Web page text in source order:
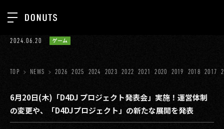
ジョブカン
ゲーム
ミクチャ
TOP
ABOUT
SERVICES
GROUP
2024.06.20 ゲーム
TOP NEWS 2026 2025 2024 2023 2022 2021 2020 2019 2018 2017
6月20日(木)「D4DJ プロジェクト発表会」実施！運営体制
の変更や、「D4DJプロジェクト」の新たな展開を発表